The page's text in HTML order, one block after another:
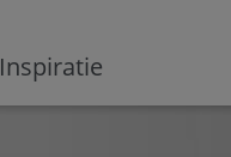
Inspiratie